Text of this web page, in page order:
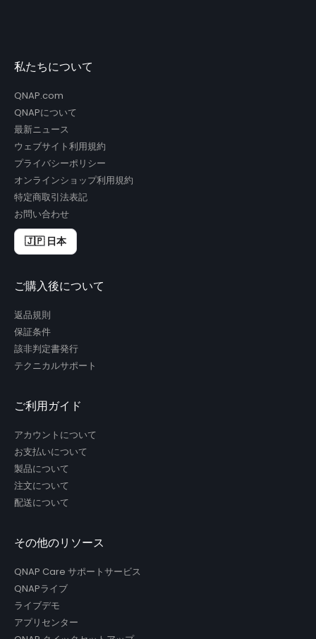
私たちについて
QNAP.com
QNAPについて
最新ニュース
ウェブサイト利用規約
プライバシーポリシー
オンラインショップ利用規約
特定商取引法表記
お問い合わせ
🇯🇵 日本
ご購入後について
返品規則
保証条件
該非判定書発行
テクニカルサポート
ご利用ガイド
アカウントについて
お支払いについて
製品について
注文について
配送について
その他のリソース
QNAP Care サポートサービス
QNAPライブ
ライブデモ
アプリセンター